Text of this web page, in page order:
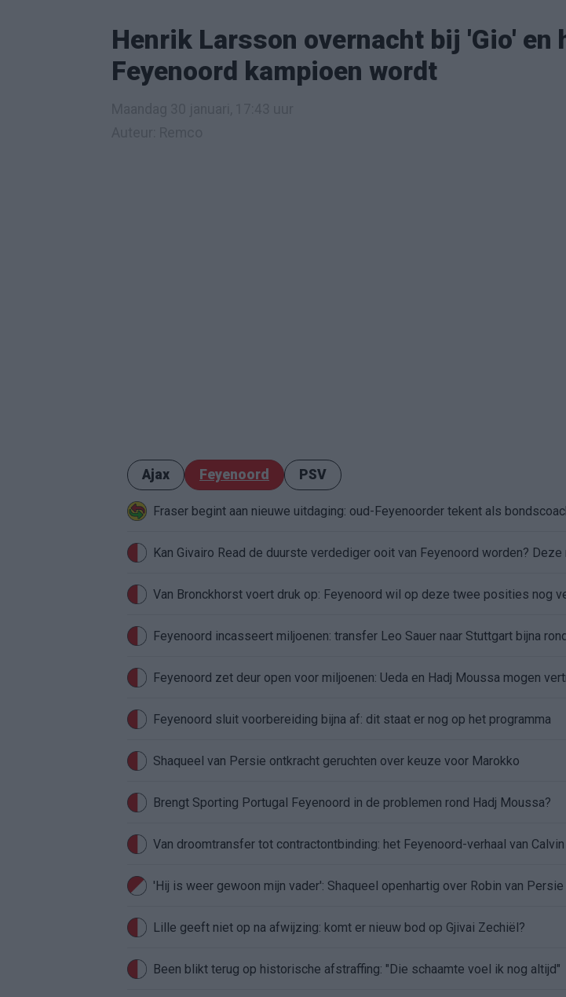
Henrik Larsson overnacht bij 'Gio' en
Feyenoord kampioen wordt
Ajax Feyenoord PSV
Fraser begint aan nieuwe uitdaging: oud-Feyenoorder tekent als
Van Bronckhorst voert druk op: Feyenoord wil op deze twee posities nog
Feyenoord incasseert miljoenen: transfer Leo Sauer naar Stuttgart bijna
Feyenoord zet deur open voor miljoenen: Ueda en Hadj Moussa mogen
Feyenoord sluit voorbereiding bijna af: dit staat er nog op het programma
Shaqueel van Persie ontkracht geruchten over keuze voor Marokko
Brengt Sporting Portugal Feyenoord in de problemen rond Hadj Moussa?
Van droomtransfer tot contractontbinding: het Feyenoord-verhaal van
'Hij is weer gewoon mijn vader': Shaqueel openhartig over Robin van Persie
Lille geeft niet op na afwijzing: komt er nieuw bod op Gjivai Zechiël?
Been blikt terug op historische afstraffing: "Die schaamte voel ik nog altijd"